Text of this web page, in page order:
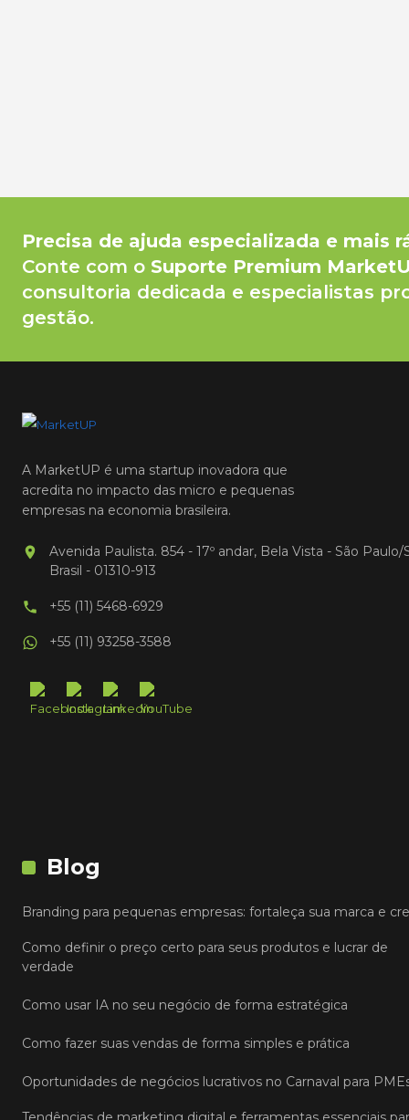
Precisa de ajuda especializada e mais
Conte com o Suporte Premium
consultoria dedicada e especialistas
gestão.
A MarketUP é uma startup inovadora que
acredita no impacto das micro e pequenas
empresas na economia brasileira.
Avenida Paulista. 854 - 17º andar, Bela Vista - São Paulo/
Brasil - 01310-913
+55 (11) 5468-6929
+55 (11) 93258-3588
Blog
Branding para pequenas empresas: fortaleça sua marca e
Como definir o preço certo para seus produtos e lucrar de
verdade
Como usar IA no seu negócio de forma estratégica
Como fazer suas vendas de forma simples e prática
Oportunidades de negócios lucrativos no Carnaval para